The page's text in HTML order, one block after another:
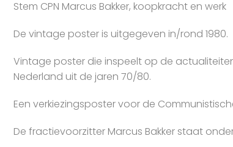
Stem CPN Marcus Bakker, koopkracht en werk
De vintage poster is uitgegeven in/rond 1980.
Vintage poster die inspeelt op de
Nederland uit de jaren 70/80.
Een verkiezingsposter voor de
De fractievoorzitter Marcus Bakker staat